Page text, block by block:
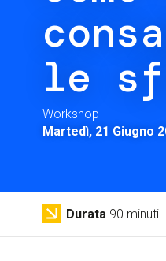
le
Workshop
Martedì, 21 Giugno
Durata 90 minuti